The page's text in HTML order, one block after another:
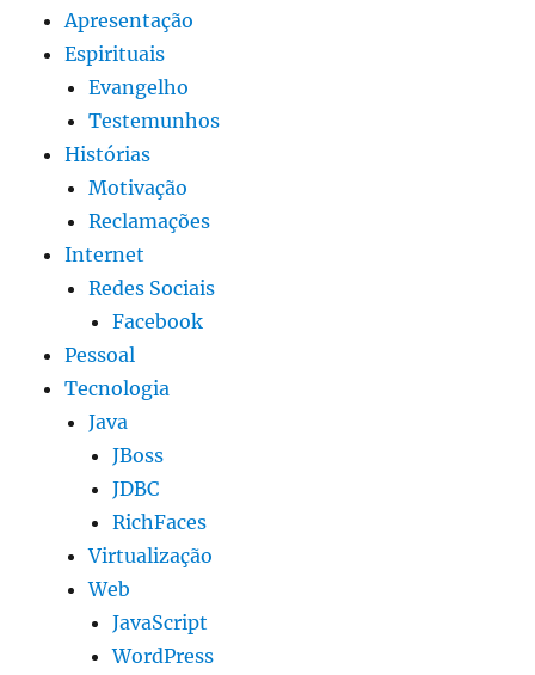
Apresentação
Espirituais
Evangelho
Testemunhos
Histórias
Motivação
Reclamações
Internet
Redes Sociais
Facebook
Pessoal
Tecnologia
Java
JBoss
JDBC
RichFaces
Virtualização
Web
JavaScript
WordPress